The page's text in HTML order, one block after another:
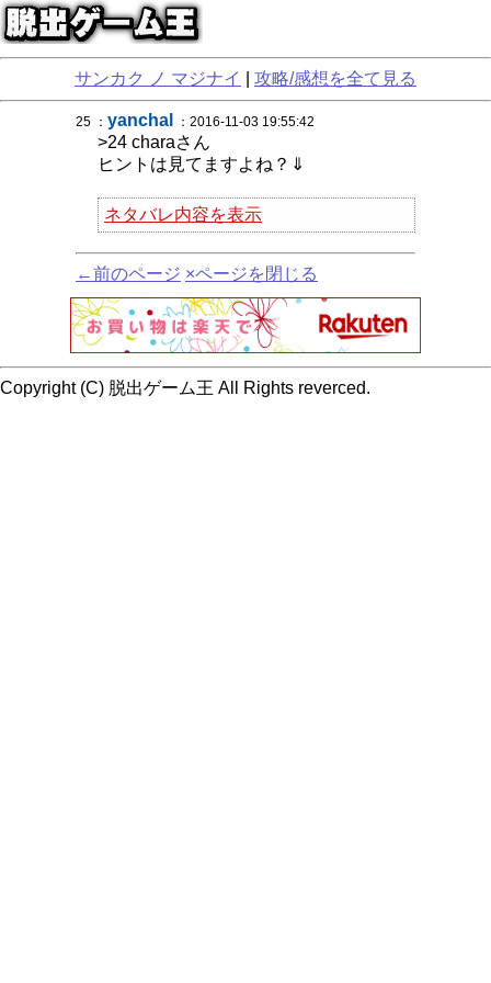
サンカク ノ マジナイ 攻略/感想を全て見る
25 ： yanchal ：2016-11-03 19:55:42
>24 charaさん
ヒントは見てますよね？⇓
ネタバレ内容を表示
←前のページ ×ページを閉じる
Copyright (C) 脱出ゲーム王 All Rights reverced.